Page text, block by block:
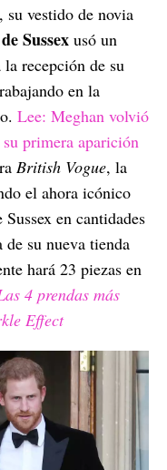
vestido de novia
Sussex usó un
la recepción de su
en la
Lee: Meghan volvió
primera aparición
British Vogue, la
el ahora icónico
en cantidades
su nueva tienda
hará 23 piezas en
4 prendas más
Effect